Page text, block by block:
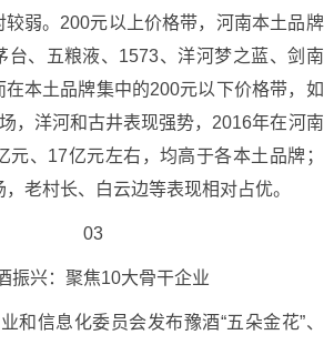
弱。200元以上价格带，河南本土品牌
台、五粮液、1573、洋河梦之蓝、剑南
本土品牌集中的200元以下价格带，如
，洋河和古井表现强势，2016年在河南
元、17亿元左右，均高于各本土品牌；
老村长、白云边等表现相对占优。
03
振兴：聚焦10大骨干企业
和信息化委员会发布豫酒“五朵金花”、